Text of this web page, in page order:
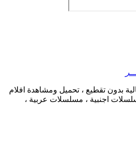
بدون تقطيع ، تحميل ومشاهدة افلام
اجنبية ، مسلسلات عربية ،